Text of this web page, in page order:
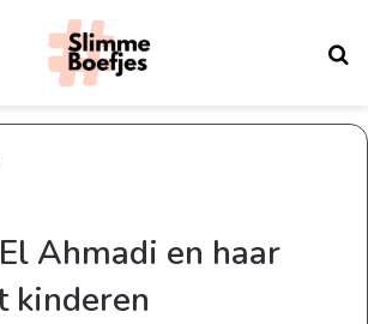
Ahmadi en haar
kinderen